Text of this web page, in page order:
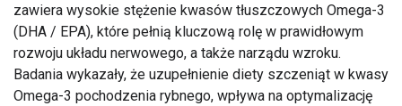
zawiera wysokie stężenie kwasów tłuszczowych Omega-3
(DHA / EPA), które pełnią kluczową rolę w prawidłowym
rozwoju układu nerwowego, a także narządu wzroku.
Badania wykazały, że uzupełnienie diety szczeniąt w kwasy
Omega-3 pochodzenia rybnego, wpływa na optymalizację